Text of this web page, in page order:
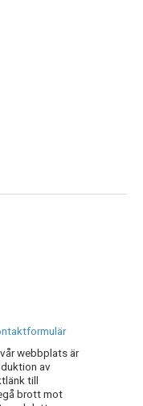
webbplats är
av
till
brott mot